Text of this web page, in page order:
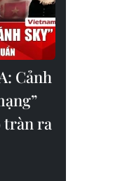
Cảnh
tràn ra